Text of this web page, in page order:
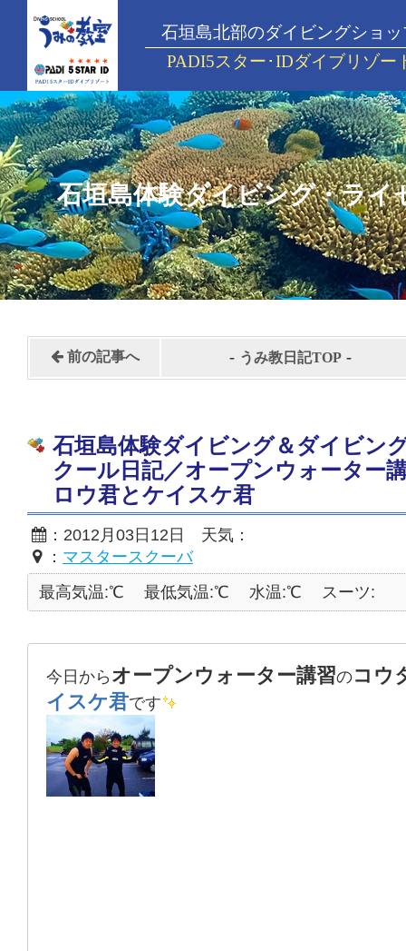
石垣島北部のダイビングショッ
PADI5スター･IDダイブリゾー
石垣島体験ダイビング・ライ
前の記事へ - うみ教日記TOP -
石垣島体験ダイビング＆ダイビン
クール日記／オープンウォーター
ロウ君とケイスケ君
：2012月03日12日 天気：
： マスタースクーバ
最高気温:℃
最低気温:℃ 水温:℃ スーツ:
今日から オープンウォーター講習のコウ
イスケ君です